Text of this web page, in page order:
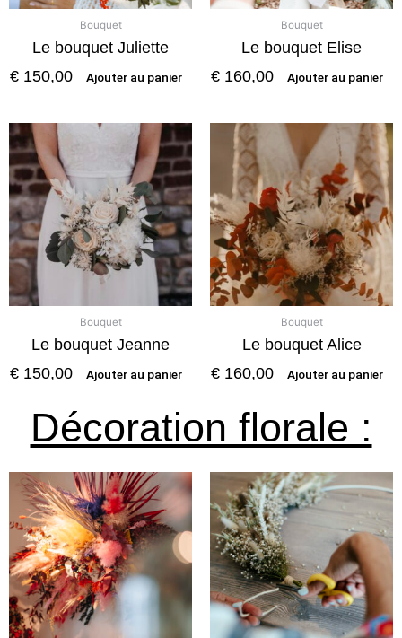
Bouquet
Le bouquet Juliette
€ 150,00 Ajouter au panier
Bouquet
Le bouquet Elise
€ 160,00 Ajouter au panier
Bouquet
Le bouquet Jeanne
€ 150,00 Ajouter au panier
Bouquet
Le bouquet Alice
€ 160,00 Ajouter au panier
Décoration florale :